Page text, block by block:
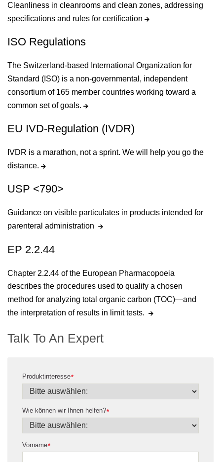
Cleanliness in cleanrooms and clean zones, addressing
specifications and rules for certification
ISO Regulations
The Switzerland-based International Organization for
Standard (ISO) is a non-governmental, independent
consortium of 165 member countries working toward a
common set of goals.
EU IVD-Regulation (IVDR)
IVDR is a marathon, not a sprint. We will help you go the
distance.
USP <790>
Guidance on visible particulates in products intended for
parenteral administration
EP 2.2.44
Chapter 2.2.44 of the European Pharmacopoeia
describes the procedures used to qualify a chosen
method for analyzing total organic carbon (TOC)—and
the interpretation of results in limit tests.
Talk To An Expert
*
Produktinteresse
*
Wie können wir Ihnen helfen?
*
Vorname